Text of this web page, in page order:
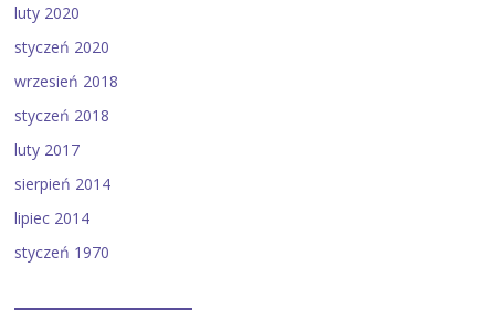
luty 2020
styczeń 2020
wrzesień 2018
styczeń 2018
luty 2017
sierpień 2014
lipiec 2014
styczeń 1970